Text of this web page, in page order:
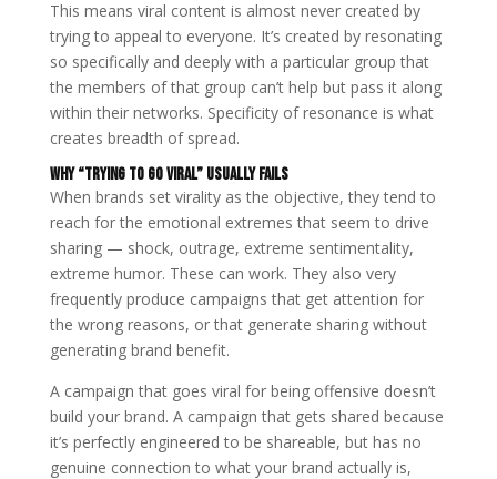
This means viral content is almost never created by
trying to appeal to everyone. It’s created by resonating
so specifically and deeply with a particular group that
the members of that group can’t help but pass it along
within their networks. Specificity of resonance is what
creates breadth of spread.
Why “Trying to Go Viral” Usually Fails
When brands set virality as the objective, they tend to
reach for the emotional extremes that seem to drive
sharing — shock, outrage, extreme sentimentality,
extreme humor. These can work. They also very
frequently produce campaigns that get attention for
the wrong reasons, or that generate sharing without
generating brand benefit.
A campaign that goes viral for being offensive doesn’t
build your brand. A campaign that gets shared because
it’s perfectly engineered to be shareable, but has no
genuine connection to what your brand actually is,